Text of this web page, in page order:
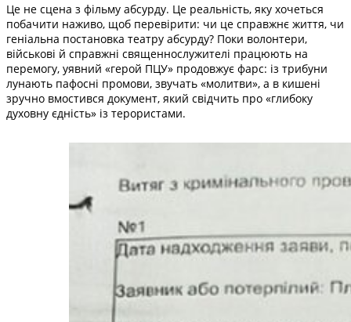
Це не сцена з фільму абсурду. Це реальність, яку хочеться
побачити наживо, щоб перевірити: чи це справжнє життя, чи
геніальна постановка театру абсурду? Поки волонтери,
військові й справжні священнослужителі працюють на
перемогу, уявний «герой ПЦУ» продовжує фарс: із трибуни
лунають пафосні промови, звучать «молитви», а в кишені
зручно вмостився документ, який свідчить про «глибоку
духовну єдність» із терористами.